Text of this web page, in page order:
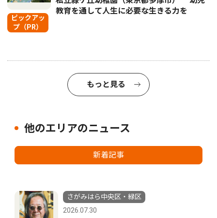
ピックアッ
プ（PR）
教育を通して人生に必要な生きる力を
もっと見る
他のエリアのニュース
新着記事
さがみはら中央区・緑区
2026.07.30